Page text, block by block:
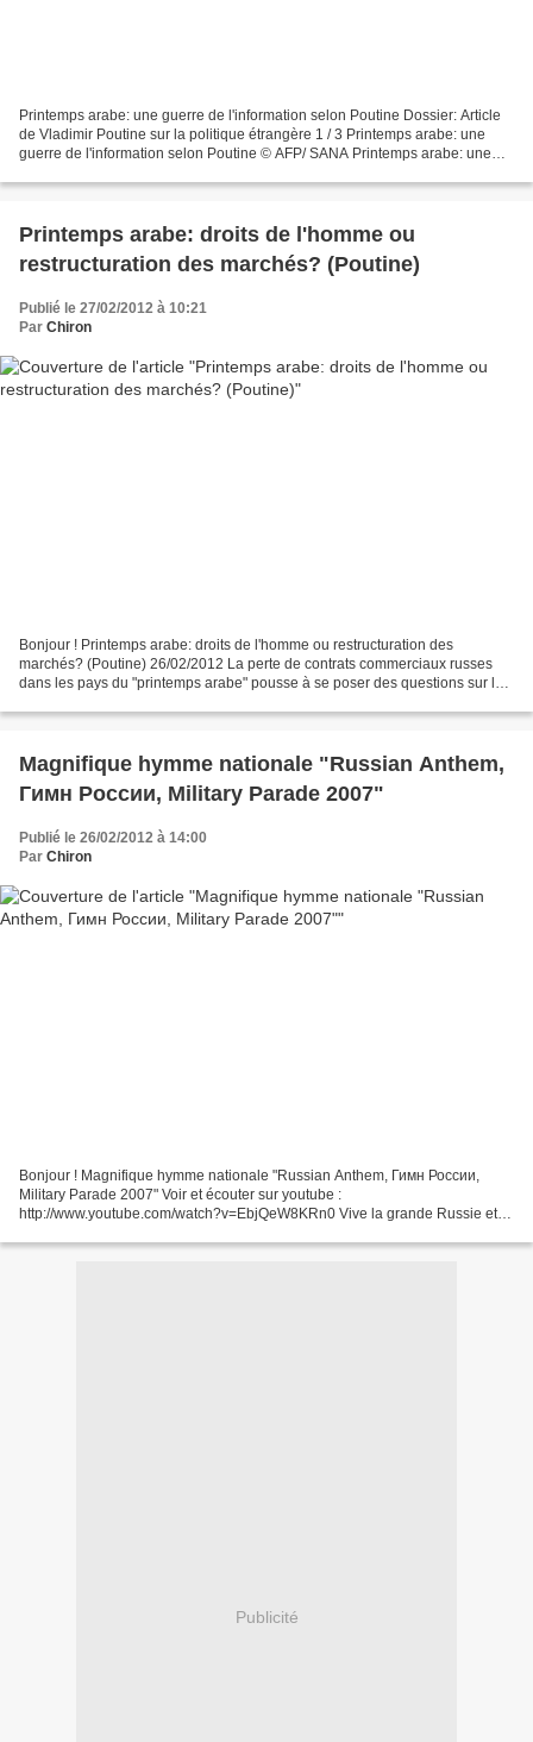
Printemps arabe: une guerre de l'information selon Poutine Dossier: Article
de Vladimir Poutine sur la politique étrangère 1 / 3 Printemps arabe: une
guerre de l'information selon Poutine © AFP/ SANA Printemps arabe: une
Printemps arabe: droits de l'homme ou
restructuration des marchés? (Poutine)
Publié le 27/02/2012 à 10:21
Par Chiron
Bonjour ! Printemps arabe: droits de l'homme ou restructuration des
marchés? (Poutine) 26/02/2012 La perte de contrats commerciaux russes
dans les pays du "printemps arabe" pousse à se poser des questions sur le
Magnifique hymme nationale "Russian Anthem,
Гимн России, Military Parade 2007"
Publié le 26/02/2012 à 14:00
Par Chiron
Bonjour ! Magnifique hymme nationale "Russian Anthem, Гимн России,
Military Parade 2007" Voir et écouter sur youtube :
http://www.youtube.com/watch?v=EbjQeW8KRn0 Vive la grande Russie et
Publicité